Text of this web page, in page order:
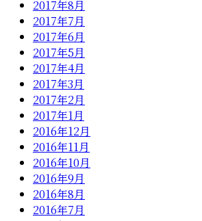
2017年8月
2017年7月
2017年6月
2017年5月
2017年4月
2017年3月
2017年2月
2017年1月
2016年12月
2016年11月
2016年10月
2016年9月
2016年8月
2016年7月